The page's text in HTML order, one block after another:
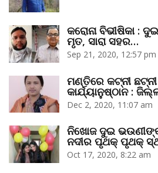
କରୋନା ବିଭୀଷିକା :
ମୃତ, ସାରା ସହର…
Sep 21, 2020, 12:57 pm
ମଣ୍ତିରେ କଟ୍‌ନୀ
କାର୍ଯ୍ୟାନୁଷ୍ଠାନ :
Dec 2, 2020, 11:07 am
ନିଖୋଜ ଦୁଇ
ନଦୀର ପୃଥକ୍‌ ପୃଥକ୍‌
Oct 17, 2020, 8:22 am